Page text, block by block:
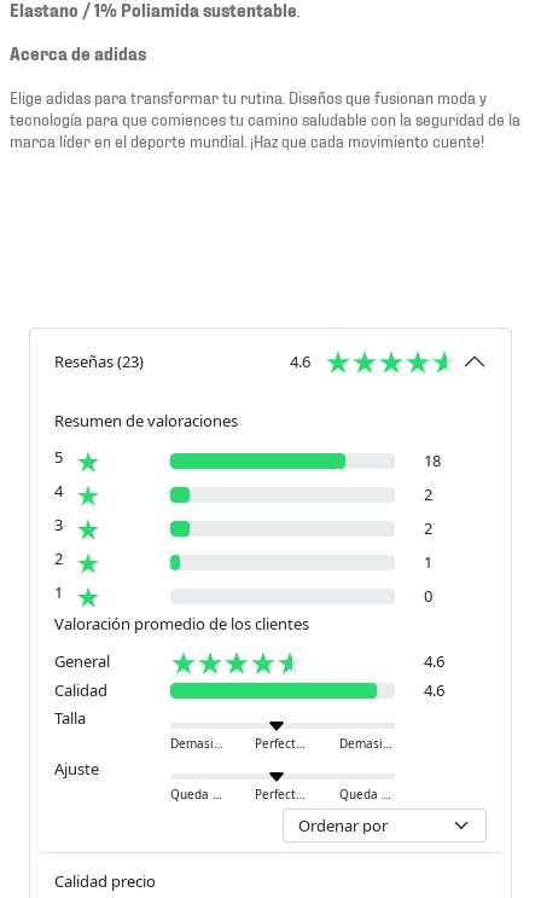
Elastano / 1% Poliamida sustentable
Acerca de adidas
Elige adidas para transformar tu rutina. Diseños que fusionan moda y
tecnología para que comiences tu camino saludable con la seguridad de la
marca líder en el deporte mundial. ¡Haz que cada movimiento cuente!
Reseñas(23) 4.6
Resumen de valoraciones
5
18
4
2
3
2
2
1
1
0
Valoración promedio de los clientes
General
4.6
Calidad
4.6
Talla
Demasiado pequeño Perfecto Demasiado grande
Ajuste
Queda ajustado Perfecto Queda holgado
Calidad precio